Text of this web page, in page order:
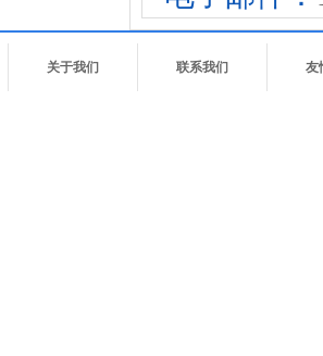
关于我们 联系我们 友